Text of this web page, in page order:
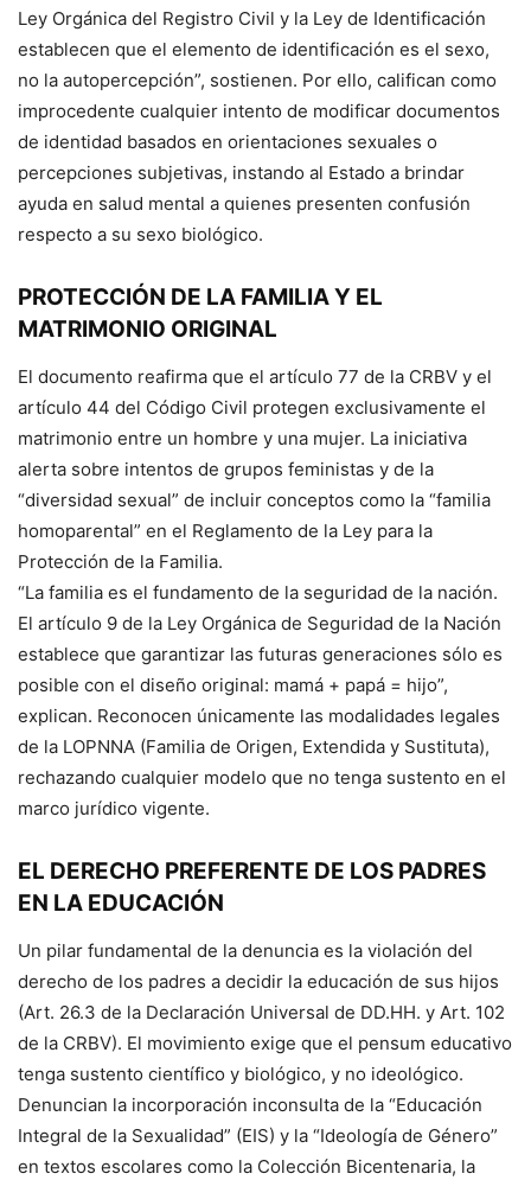
Ley Orgánica del Registro Civil y la Ley de Identificación
establecen que el elemento de identificación es el sexo,
no la autopercepción”, sostienen. Por ello, califican como
improcedente cualquier intento de modificar documentos
de identidad basados en orientaciones sexuales o
percepciones subjetivas, instando al Estado a brindar
ayuda en salud mental a quienes presenten confusión
respecto a su sexo biológico.
PROTECCIÓN DE LA FAMILIA Y EL
MATRIMONIO ORIGINAL
El documento reafirma que el artículo 77 de la CRBV y el
artículo 44 del Código Civil protegen exclusivamente el
matrimonio entre un hombre y una mujer. La iniciativa
alerta sobre intentos de grupos feministas y de la
“diversidad sexual” de incluir conceptos como la “familia
homoparental” en el Reglamento de la Ley para la
Protección de la Familia.
“La familia es el fundamento de la seguridad de la nación.
El artículo 9 de la Ley Orgánica de Seguridad de la Nación
establece que garantizar las futuras generaciones sólo es
posible con el diseño original: mamá + papá = hijo”,
explican. Reconocen únicamente las modalidades legales
de la LOPNNA (Familia de Origen, Extendida y Sustituta),
rechazando cualquier modelo que no tenga sustento en el
marco jurídico vigente.
EL DERECHO PREFERENTE DE LOS PADRES
EN LA EDUCACIÓN
Un pilar fundamental de la denuncia es la violación del
derecho de los padres a decidir la educación de sus hijos
(Art. 26.3 de la Declaración Universal de DD.HH. y Art. 102
de la CRBV). El movimiento exige que el pensum educativo
tenga sustento científico y biológico, y no ideológico.
Denuncian la incorporación inconsulta de la “Educación
Integral de la Sexualidad” (EIS) y la “Ideología de Género”
en textos escolares como la Colección Bicentenaria, la